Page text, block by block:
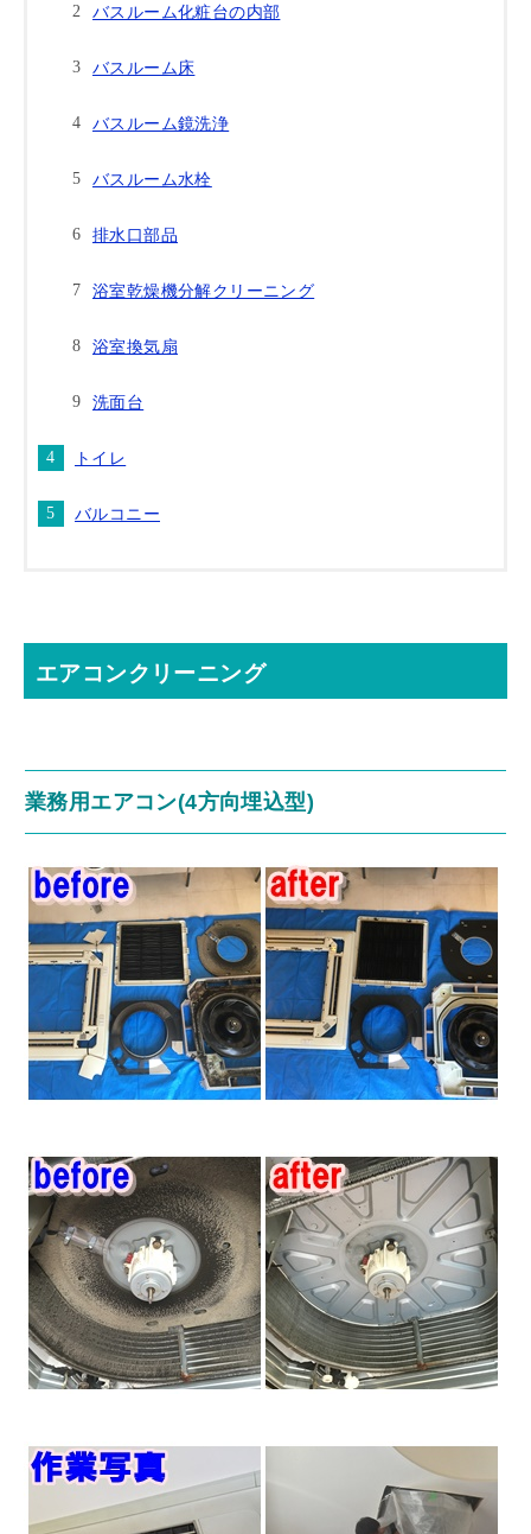
バスルーム化粧台の内部
バスルーム床
バスルーム鏡洗浄
バスルーム水栓
排水口部品
浴室乾燥機分解クリーニング
浴室換気扇
洗面台
トイレ
バルコニー
エアコンクリーニング
業務用エアコン(4方向埋込型)